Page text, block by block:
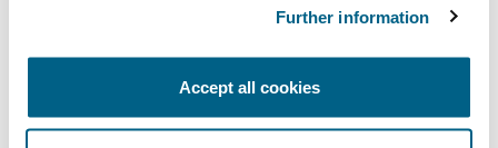
Further information
Accept all cookies
ACCÉDER